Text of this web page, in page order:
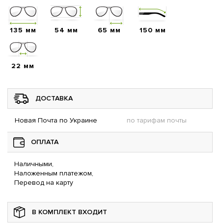
135 мм 54 мм 65 мм 150 мм
22 мм
ДОСТАВКА
Новая Почта по Украине по тарифам почты
ОПЛАТА
Наличными,
Наложенным платежом,
Перевод на карту
В КОМПЛЕКТ ВХОДИТ